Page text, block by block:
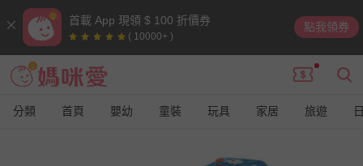
首載 App 現領 $ 100 折價券
( 10000+ )
點我領券
分類 首頁 嬰幼 童裝 玩具 家居 旅遊